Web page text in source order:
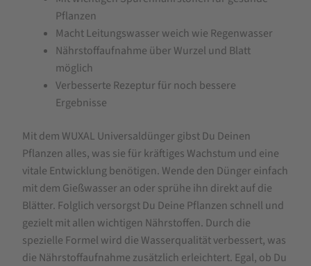
Pflanzen
Macht Leitungswasser weich wie Regenwasser
Nährstoffaufnahme über Wurzel und Blatt
möglich
Verbesserte Rezeptur für noch bessere
Ergebnisse
Mit dem WUXAL Universaldünger gibst Du Deinen
Pflanzen alles, was sie für kräftiges Wachstum und eine
vitale Entwicklung benötigen. Wende den Dünger einfach
mit dem Gießwasser an oder sprühe ihn direkt auf die
Blätter. Folglich versorgst Du Deine Pflanzen schnell und
gezielt mit allen wichtigen Nährstoffen. Durch die
spezielle Formel wird die Wasserqualität verbessert, was
die Nährstoffaufnahme zusätzlich erleichtert. Egal, ob Du